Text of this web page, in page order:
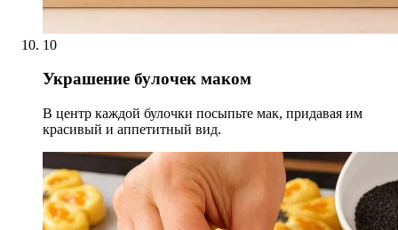
10
Украшение булочек маком
В центр каждой булочки посыпьте мак, придавая им
красивый и аппетитный вид.